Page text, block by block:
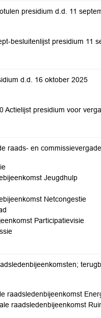
presidium d.d. 11
besluitenlijst presidium 11
Actielijst presidium d.d. 16 oktober 2025
Actielijst presidium voor
raads- en
Jeugdhulp
Netcongestie
Participatievisie
Regionale
raadsledenbijeenkomst
raadsledenbijeenkomst